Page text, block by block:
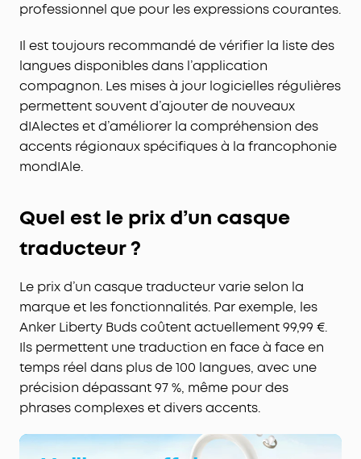
professionnel que pour les expressions courantes.
Il est toujours recommandé de vérifier la liste des
langues disponibles dans l’application
compagnon. Les mises à jour logicielles régulières
permettent souvent d’ajouter de nouveaux
dIAlectes et d’améliorer la compréhension des
accents régionaux spécifiques à la francophonie
mondIAle.
Quel est le prix d’un casque
traducteur ?
Le prix d’un casque traducteur varie selon la
marque et les fonctionnalités. Par exemple, les
Anker Liberty Buds coûtent actuellement 99,99 €.
Ils permettent une traduction en face à face en
temps réel dans plus de 100 langues, avec une
précision dépassant 97 %, même pour des
phrases complexes et divers accents.